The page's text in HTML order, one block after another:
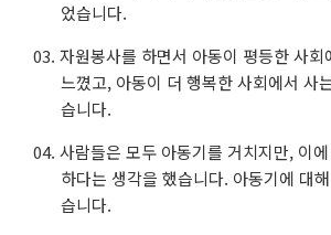
었습니다.
자원봉사를 하면서 아동이 평등한 사
느꼈고, 아동이 더 행복한 사회에서 사
습니다.
사람들은 모두 아동기를 거치지만, 이
하다는 생각을 했습니다. 아동기에 대
습니다.